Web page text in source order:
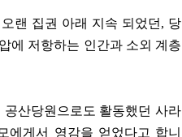
랜 집권 아래 지속 되었던, 당
에 저항하는 인간과 소외 계층
산당원으로도 활동했던 사라
에게서 영감을 얻었다고 합니